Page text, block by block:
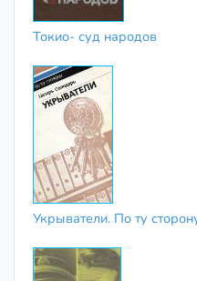
Токио- суд народов
Укрыватели. По ту